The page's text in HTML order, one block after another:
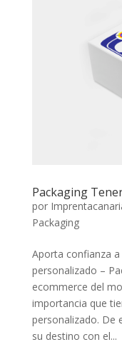
Packaging
por
Packaging
Aporta confianza
personalizado –
ecommerce del
importancia que
personalizado. De
su destino con el...